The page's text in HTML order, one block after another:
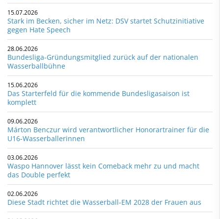
15.07.2026
Stark im Becken, sicher im Netz: DSV startet Schutzinitiative
gegen Hate Speech
28.06.2026
Bundesliga-Gründungsmitglied zurück auf der nationalen
Wasserballbühne
15.06.2026
Das Starterfeld für die kommende Bundesligasaison ist
komplett
09.06.2026
Márton Benczur wird verantwortlicher Honorartrainer für die
U16-Wasserballerinnen
03.06.2026
Waspo Hannover lässt kein Comeback mehr zu und macht
das Double perfekt
02.06.2026
Diese Stadt richtet die Wasserball-EM 2028 der Frauen aus